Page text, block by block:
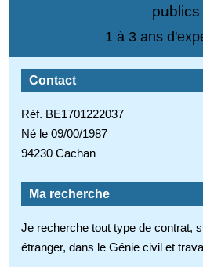
publics
1 à 3 ans
Contact
Réf. BE1701222037
Né le 09/00/1987
94230 Cachan
Ma recherche
Je recherche tout type de contrat,
étranger, dans le Génie civil et